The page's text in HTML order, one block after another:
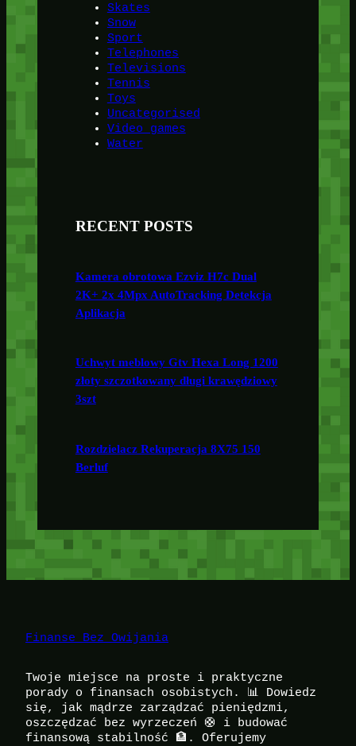
Skates
Snow
Sport
Telephones
Televisions
Tennis
Toys
Uncategorised
Video games
Water
RECENT POSTS
Kamera obrotowa Ezviz H7c Dual
2K+ 2x 4Mpx AutoTracking Detekcja
Aplikacja
Uchwyt meblowy Gtv Hexa Long 1200
złoty szczotkowany długi krawędziowy
3szt
Rozdzielacz Rekuperacja 8X75 150
Berluf
Finanse Bez Owijania
Twoje miejsce na proste i praktyczne
porady o finansach osobistych. 📊 Dowiedz
się, jak mądrze zarządzać pieniędzmi,
oszczędzać bez wyrzeczeń 🛟 i budować
finansową stabilność 🏦. Oferujemy